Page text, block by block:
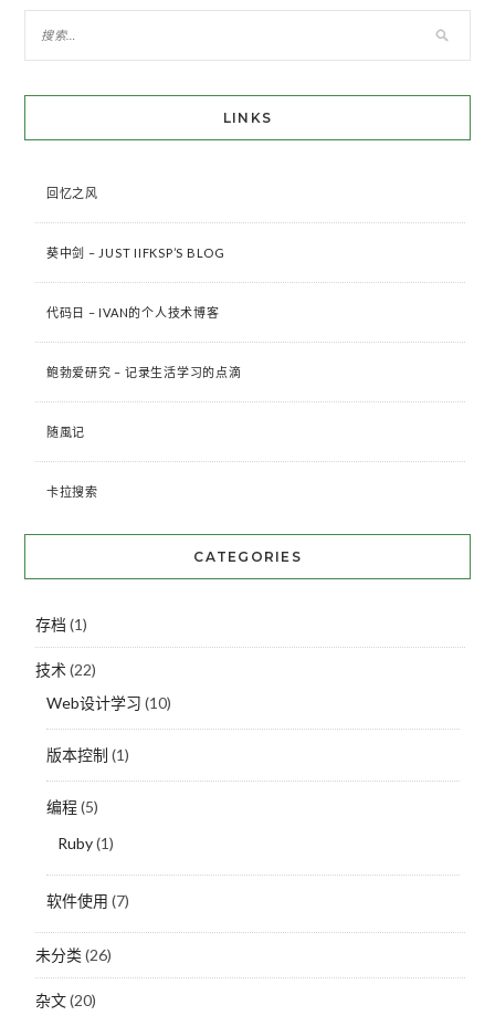
LINKS
回忆之风
葵中剑 – JUST IIFKSP’S BLOG
代码日 – IVAN的个人技术博客
鲍勃爱研究 – 记录生活学习的点滴
随風记
卡拉搜索
CATEGORIES
存档 (1)
技术 (22)
Web设计学习 (10)
版本控制 (1)
编程(5)
Ruby(1)
软件使用 (7)
未分类(26)
杂文(20)